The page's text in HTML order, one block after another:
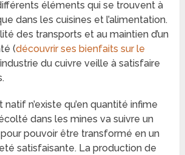
éléments qui se trouvent à
dans les cuisines et l’alimentation.
des transports et au maintien d’un
(découvrir ses bienfaits sur le
du cuivre veille à satisfaire
natif n’existe qu’en quantité infime
dans les mines va suivre un
pouvoir être transformé en un
satisfaisante. La production de